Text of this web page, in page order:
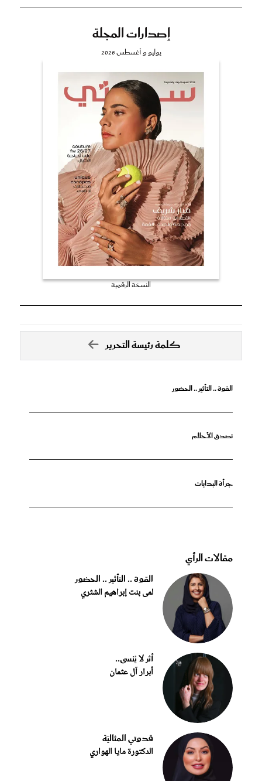
إصدارات المجلة
يوليو و أغسطس 2026
النسخة الرقمية
كلمة رئيسة التحرير
القوة .. التأثير .. الحضور
تصدق الأحلام
جرأة البدايات
مقالات الرأي
القوة .. التأثير .. الحضور
لمى بنت إبراهيم الشثري
أثر لا يُنسى..
أبرار آل عثمان
قدوتي المثاليّة
الدكتورة مايا الهواري